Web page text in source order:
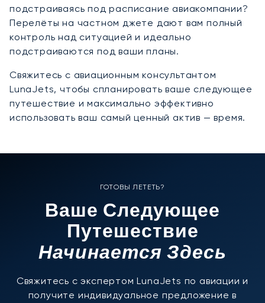
подстраиваясь под расписание авиакомпании?
Перелёты на частном джете дают вам полный
контроль над ситуацией и идеально
подстраиваются под ваши планы.
Свяжитесь с авиационным консультантом
LunaJets, чтобы спланировать ваше следующее
путешествие и максимально эффективно
использовать ваш самый ценный актив — время.
ГОТОВЫ ЛЕТЕТЬ?
Ваше Следующее
Путешествие
Начинается Здесь
Свяжитесь с экспертом LunaJets по авиации и
получите индивидуальное предложение в